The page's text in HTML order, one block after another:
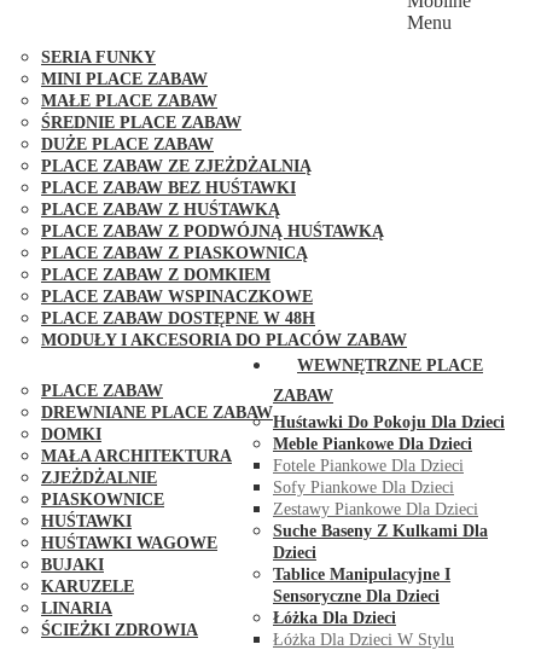
SERIA FUNKY
MINI PLACE ZABAW
MAŁE PLACE ZABAW
ŚREDNIE PLACE ZABAW
DUŻE PLACE ZABAW
PLACE ZABAW ZE ZJEŻDŻALNIĄ
PLACE ZABAW BEZ HUŚTAWKI
PLACE ZABAW Z HUŚTAWKĄ
PLACE ZABAW Z PODWÓJNĄ HUŚTAWKĄ
PLACE ZABAW Z PIASKOWNICĄ
PLACE ZABAW Z DOMKIEM
PLACE ZABAW WSPINACZKOWE
PLACE ZABAW DOSTĘPNE W 48H
MODUŁY I AKCESORIA DO PLACÓW ZABAW
PLACE ZABAW
DREWNIANE PLACE ZABAW
DOMKI
MAŁA ARCHITEKTURA
ZJEŻDŻALNIE
PIASKOWNICE
HUŚTAWKI
HUŚTAWKI WAGOWE
BUJAKI
KARUZELE
LINARIA
ŚCIEŻKI ZDROWIA
Menu
WEWNĘTRZNE PLACE
ZABAW
Huśtawki Do Pokoju Dla Dzieci
Meble Piankowe Dla Dzieci
Fotele Piankowe Dla Dzieci
Sofy Piankowe Dla Dzieci
Zestawy Piankowe Dla Dzieci
Suche Baseny Z Kulkami Dla
Dzieci
Tablice Manipulacyjne I
Sensoryczne Dla Dzieci
Łóżka Dla Dzieci
Łóżka Dla Dzieci W Stylu